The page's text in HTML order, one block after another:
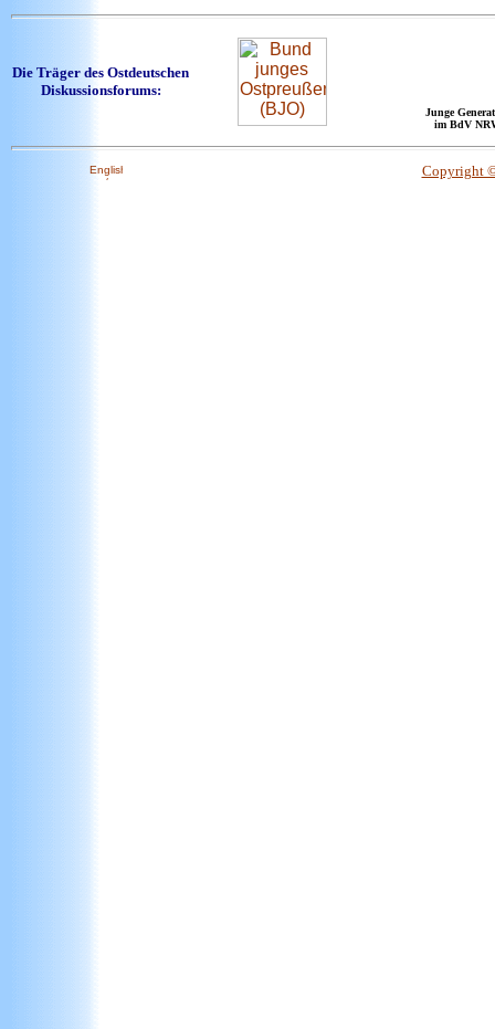
Die Träger des Ostdeutschen
Diskussionsforums:
Junge
im BdV
Copyright